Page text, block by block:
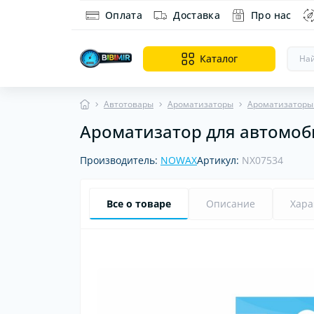
Оплата Доставка Про нас
Каталог
Автотовары Ароматизаторы
Ароматизатор для
Производитель: NOWAXАртикул: NX07534
Все о товаре Описание